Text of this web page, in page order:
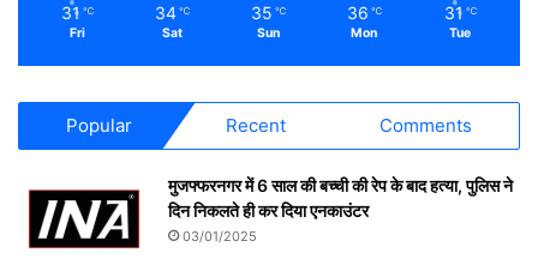
31 ℃
Fri
34 ℃
Sat
35 ℃
Sun
36 ℃
Mon
31 ℃
Tue
Popular Recent Comments
मुजफ्फरनगर में 6 साल की बच्ची की रेप के बाद हत्या, पुलिस ने
दिन निकलते ही कर दिया एनकाउंटर
03/01/2025